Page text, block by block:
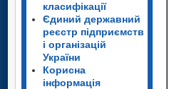
класифікації
Єдиний державний
реєстр підприємств
і організацій
України
Корисна
інформація